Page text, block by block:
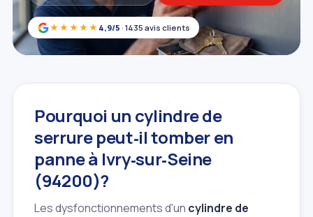
★★★★★ 4,9/5 · 1435 avis clients
Pourquoi un cylindre de
serrure peut‑il tomber en
panne à Ivry‑sur‑Seine
(94200)?
Les dysfonctionnements d'un cylindre de